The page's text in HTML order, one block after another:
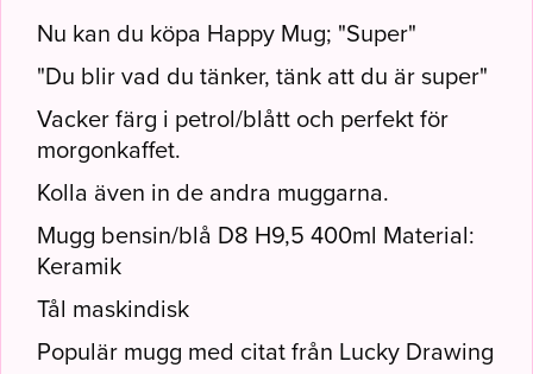
Nu kan du köpa Happy Mug; "Super"
"Du blir vad du tänker, tänk att du är super"
Vacker färg i petrol/blått och perfekt för
morgonkaffet.
Kolla även in de andra muggarna.
Mugg bensin/blå D8 H9,5 400ml Material:
Keramik
Tål maskindisk
Populär mugg med citat från Lucky Drawing